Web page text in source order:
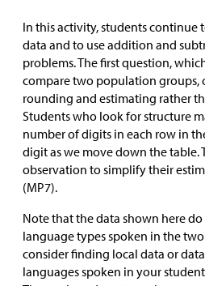
In this activity, students continue
data and to use addition and
problems. The first question,
compare two population groups,
rounding and estimating rather
Students who look for structure
number of digits in each row in
digit as we move down the table.
observation to simplify their
(MP7).
Note that the data shown here
language types spoken in the
consider finding local data or
languages spoken in your